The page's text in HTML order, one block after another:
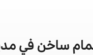
ساخن في